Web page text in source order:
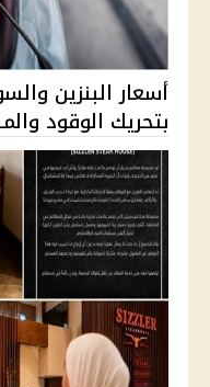
أسعار البنزين
بتحريك الوقود